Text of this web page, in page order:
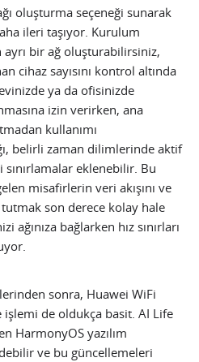
oluşturma seçeneği sunarak
ileri taşıyor. Kurulum
bir ağ oluşturabilirsiniz,
cihaz sayısını kontrol altında
ya da ofisinizde
izin verirken, ana
kullanımı
belirli zaman dilimlerinde aktif
eklenebilir. Bu
misafirlerin veri akışını ve
son derece kolay hale
ağınıza bağlarken hız sınırları
sonra, Huawei WiFi
işlemi de oldukça basit. AI Life
HarmonyOS yazılım
ve bu güncellemeleri